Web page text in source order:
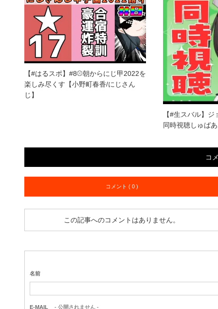
【#はるスポ】#8⚾朝からにじ甲2022を
楽しみ尽くす【小野町春香/にじさん
じ】
【#生スバル】
同時視聴しゅば
コ
コメント ( 0 )
この記事へのコメントはありません。
名前
E-MAIL - 公開されません -